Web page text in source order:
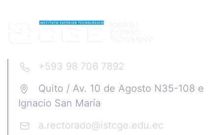
+593 98 706 7892
Quito / Av. 10 de Agosto N35-108 e
Ignacio San María
a.rectorado@istcge.edu.ec